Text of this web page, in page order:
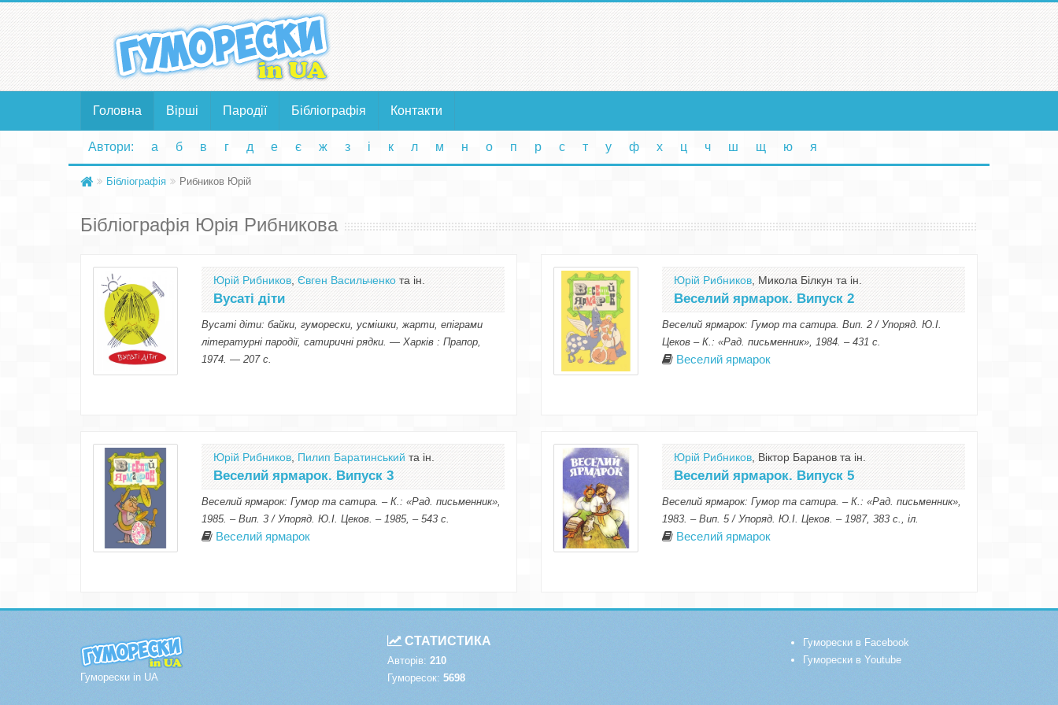
Головна Вірші Пародії Бібліографія Контакти
Автори: а б в г д е є ж з і к л м н о п р с т у ф х ц ч ш щ ю я
Бібліографія Рибников Юрій
Бібліографія Юрія Рибникова
Юрій Рибников ,Євген Васильченко та ін.
Вусаті діти
Вусаті діти: байки, гуморески, усмішки, жарти, епіграми
літературні пародії, сатиричні рядки. — Харків : Прапор,
1974. — 207 с.
Юрій Рибников , Микола Білкун та ін.
Веселий ярмарок. Випуск 2
Веселий ярмарок: Гумор та сатира. Вип. 2 / Упоряд. Ю.І.
Цеков – К.: «Рад. письменник», 1984. – 431 с.
Веселий ярмарок
Юрій Рибников Пилип Баратинський та ін.
Веселий ярмарок. Випуск 3
Веселий ярмарок: Гумор та сатира. – К.: «Рад. письменник»,
1985. – Вип. 3 / Упоряд. Ю.І. Цеков. – 1985, – 543 с.
Веселий ярмарок
Юрій Рибников , Віктор Баранов та ін.
Веселий ярмарок. Випуск 5
Веселий ярмарок: Гумор та сатира. – К.: «Рад. письменник»,
1983. – Вип. 5 / Упоряд. Ю.І. Цеков. – 1987, 383 с., іл.
Веселий ярмарок
Гуморески in UA
СТАТИСТИКА
Авторів: 210
Гуморесок: 5698
Гуморески в Facebook
Гуморески в Youtube